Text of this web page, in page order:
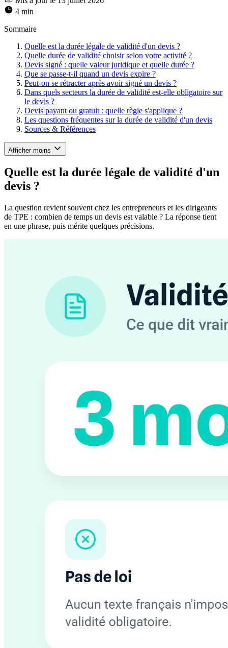
4 min
Sommaire
Quelle est la durée légale de validité d'un devis ?
Quelle durée de validité choisir selon votre activité ?
Devis signé : quelle valeur juridique et quelle durée ?
Que se passe-t-il quand un devis expire ?
Peut-on se rétracter après avoir signé un devis ?
Dans quels secteurs la durée de validité est-elle obligatoire sur
le devis ?
Devis payant ou gratuit : quelle règle s'applique ?
Les questions fréquentes sur la durée de validité d'un devis
Sources & Références
Afficher moins
Quelle est la durée légale de validité d'un
devis ?
La question revient souvent chez les entrepreneurs et les dirigeants
de TPE : combien de temps un devis est valable ? La réponse tient
en une phrase, puis mérite quelques précisions.